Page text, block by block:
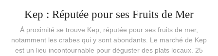
Kep : Réputée pour ses Fruits de Mer
À proximité se trouve Kep, réputée pour ses fruits de mer,
notamment les crabes qui y sont abondants. Le marché de Kep
est un lieu incontournable pour déguster des plats locaux. 25